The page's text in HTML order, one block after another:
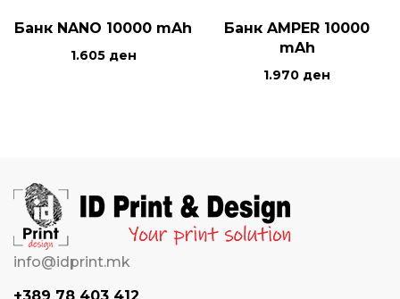
Банк NANO 10000 mAh
1.605 ден
Банк AMPER 10000
mAh
1.970 ден
info@idprint.mk